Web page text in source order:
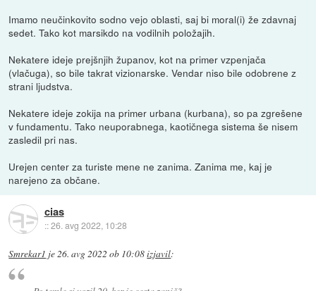
Imamo neučinkovito sodno vejo oblasti, saj bi moral(i) že zdavnaj
sedet. Tako kot marsikdo na vodilnih položajih.
Nekatere ideje prejšnjih županov, kot na primer vzpenjača
(vlačuga), so bile takrat vizionarske. Vendar niso bile odobrene z
strani ljudstva.
Nekatere ideje zokija na primer urbana (kurbana), so pa zgrešene
v fundamentu. Tako neuporabnega, kaotičnega sistema še nisem
zasledil pri nas.
Urejen center za turiste mene ne zanima. Zanima me, kaj je
narejeno za občane.
cias
::26. avg 2022, 10:28
Smrekar1 je26. avg 2022 ob 10:08izjavil: